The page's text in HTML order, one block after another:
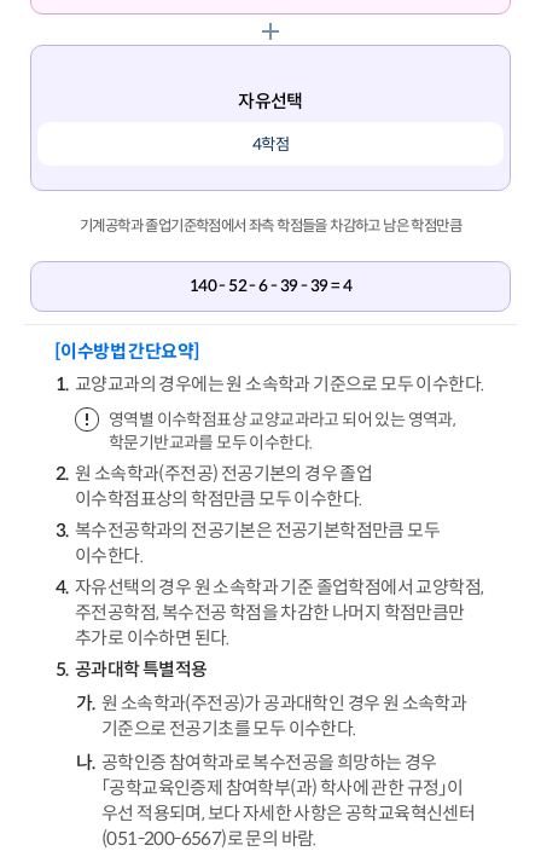
자유선택
4학점
기계공학과 졸업기준학점에서 좌측 학점들을 차감하고 남은 학점만큼
140 - 52 - 6 - 39 - 39 = 4
[이수방법 간단요약]
교양교과의 경우에는 원 소속학과 기준으로 모두 이수한다.
영역별 이수학점표상 교양교과라고 되어 있는 영역과,
학문기반교과를 모두 이수한다.
원 소속학과(주전공) 전공기본의 경우 졸업
이수학점표상의 학점만큼 모두 이수한다.
복수전공학과의 전공기본은 전공기본학점만큼 모두
이수한다.
자유선택의 경우 원 소속학과 기준 졸업학점에서 교양학점,
주전공학점, 복수전공 학점을 차감한 나머지 학점만큼만
추가로 이수하면 된다.
공과대학 특별적용
원 소속학과(주전공)가 공과대학인 경우 원 소속학과
기준으로 전공기초를 모두 이수한다.
공학인증 참여학과로 복수전공을 희망하는 경우
「공학교육인증제 참여학부(과) 학사에 관한 규정」이
우선 적용되며, 보다 자세한 사항은 공학교육혁신센터
(051-200-6567)로 문의 바람.